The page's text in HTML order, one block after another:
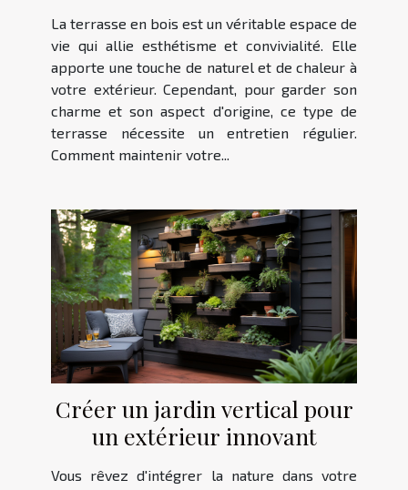
La terrasse en bois est un véritable espace de
vie qui allie esthétisme et convivialité. Elle
apporte une touche de naturel et de chaleur à
votre extérieur. Cependant, pour garder son
charme et son aspect d'origine, ce type de
terrasse nécessite un entretien régulier.
Comment maintenir votre...
Créer un jardin vertical pour
un extérieur innovant
Vous rêvez d'intégrer la nature dans votre